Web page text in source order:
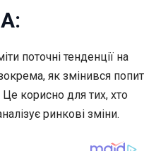
поточні тенденції на
як змінився попит
Це корисно для тих, хто
ринкові зміни.